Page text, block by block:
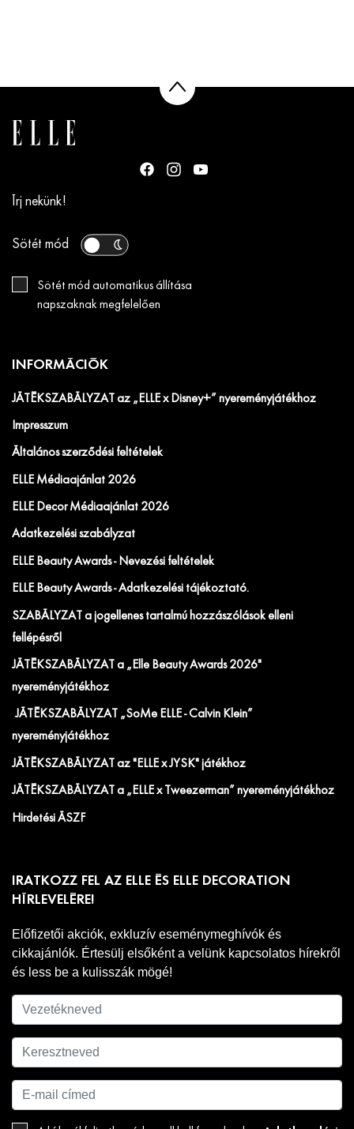
Írj nekünk!
Sötét mód
Sötét mód automatikus állítása
napszaknak megfelelően
INFORMÁCIÓK
JÁTÉKSZABÁLYZAT az „ELLE x Disney+” nyereményjátékhoz
Impresszum
Általános szerződési feltételek
ELLE Médiaajánlat 2026
ELLE Decor Médiaajánlat 2026
Adatkezelési szabályzat
ELLE Beauty Awards - Nevezési feltételek
ELLE Beauty Awards - Adatkezelési tájékoztató.
SZABÁLYZAT a jogellenes tartalmú hozzászólások elleni
fellépésről
JÁTÉKSZABÁLYZAT a „Elle Beauty Awards 2026"
nyereményjátékhoz
JÁTÉKSZABÁLYZAT „SoMe ELLE - Calvin Klein”
nyereményjátékhoz
JÁTÉKSZABÁLYZAT az "ELLE x JYSK" játékhoz
JÁTÉKSZABÁLYZAT a „ELLE x Tweezerman” nyereményjátékhoz
Hirdetési ÁSZF
IRATKOZZ FEL AZ ELLE ÉS ELLE DECORATION
HÍRLEVELÉRE!
Előfizetői akciók, exkluzív eseménymeghívók és
cikkajánlók. Értesülj elsőként a velünk kapcsolatos hírekről
és less be a kulisszák mögé!